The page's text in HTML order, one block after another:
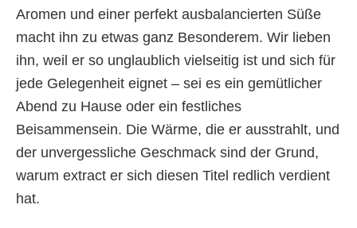
Aromen und einer perfekt ausbalancierten Süße
macht ihn zu etwas ganz Besonderem. Wir lieben
ihn, weil er so unglaublich vielseitig ist und sich für
jede Gelegenheit eignet – sei es ein gemütlicher
Abend zu Hause oder ein festliches
Beisammensein. Die Wärme, die er ausstrahlt, und
der unvergessliche Geschmack sind der Grund,
warum extract er sich diesen Titel redlich verdient
hat.